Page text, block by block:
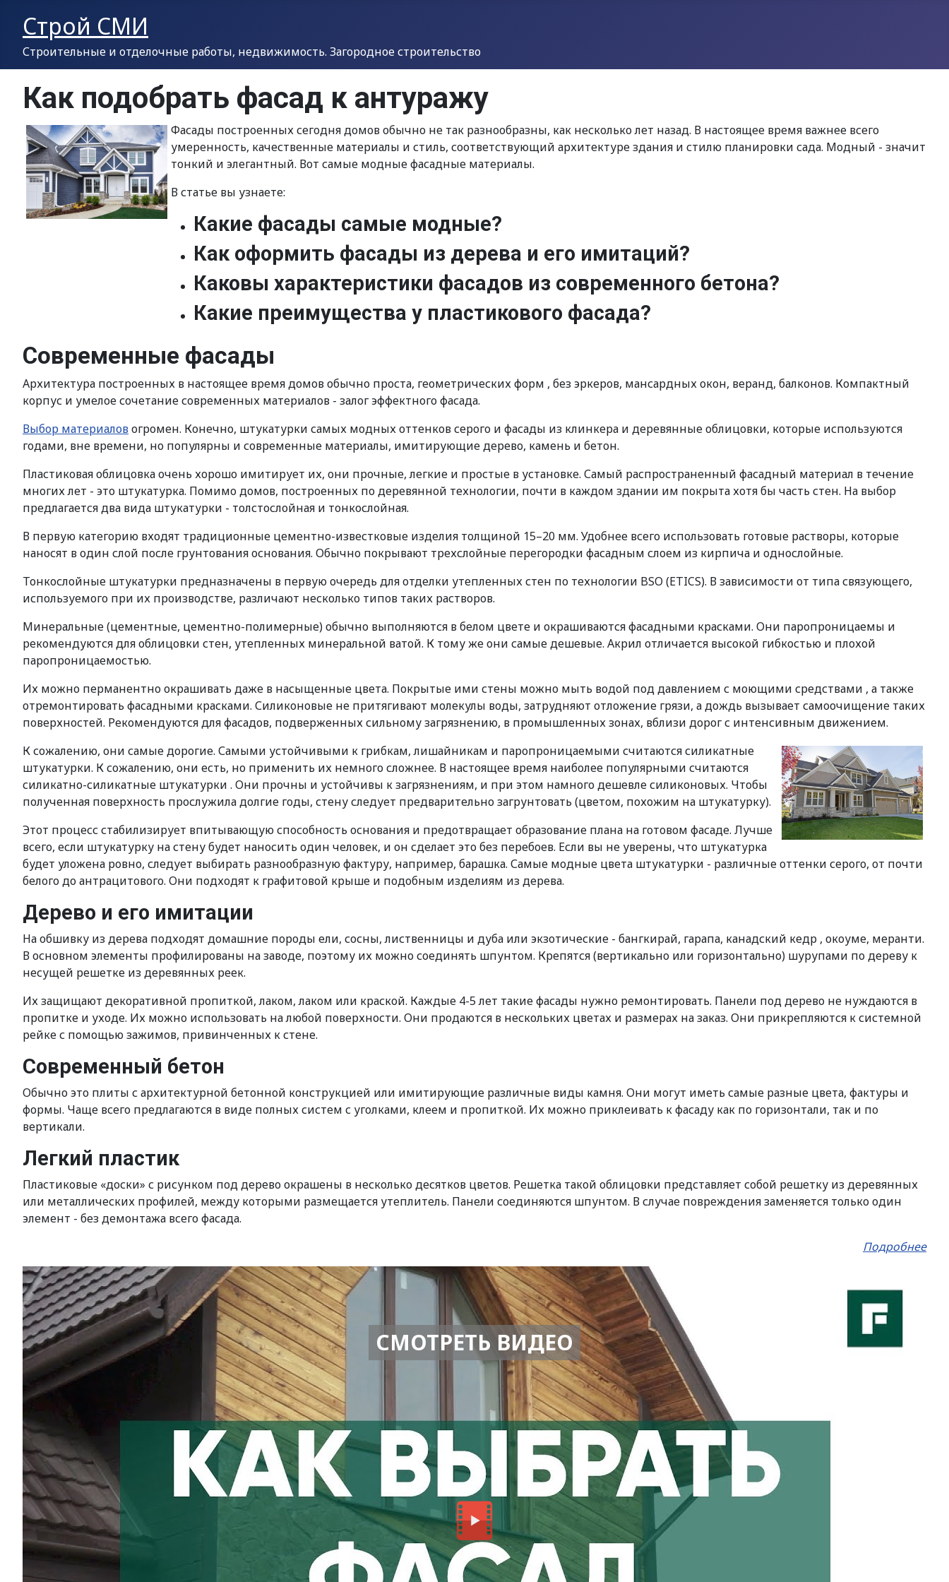
Строй СМИ
Строительные и отделочные работы, недвижимость. Загородное строительство
Как подобрать фасад к антуражу
Фасады построенных сегодня домов обычно не так разнообразны, как несколько лет назад. В настоящее время важнее всего
умеренность, качественные материалы и стиль, соответствующий архитектуре здания и стилю планировки сада. Модный - значит
тонкий и элегантный. Вот самые модные фасадные материалы.
В статье вы узнаете:
Какие фасады самые модные?
Как оформить фасады из дерева и его имитаций?
Каковы характеристики фасадов из современного бетона?
Какие преимущества у пластикового фасада?
Современные фасады
Архитектура построенных в настоящее время домов обычно проста, геометрических форм , без эркеров, мансардных окон, веранд, балконов. Компактный
корпус и умелое сочетание современных материалов - залог эффектного фасада.
Выбор материаловогромен. Конечно, штукатурки самых модных оттенков серого и фасады из клинкера и деревянные облицовки, которые используются
годами, вне времени, но популярны и современные материалы, имитирующие дерево, камень и бетон.
Пластиковая облицовка очень хорошо имитирует их, они прочные, легкие и простые в установке. Самый распространенный фасадный материал в течение
многих лет - это штукатурка. Помимо домов, построенных по деревянной технологии, почти в каждом здании им покрыта хотя бы часть стен. На выбор
предлагается два вида штукатурки - толстослойная и тонкослойная.
В первую категорию входят традиционные цементно-известковые изделия толщиной 15–20 мм. Удобнее всего использовать готовые растворы, которые
наносят в один слой после грунтования основания. Обычно покрывают трехслойные перегородки фасадным слоем из кирпича и однослойные.
Тонкослойные штукатурки предназначены в первую очередь для отделки утепленных стен по технологии BSO (ETICS). В зависимости от типа связующего,
используемого при их производстве, различают несколько типов таких растворов.
Минеральные (цементные, цементно-полимерные) обычно выполняются в белом цвете и окрашиваются фасадными красками. Они паропроницаемы и
рекомендуются для облицовки стен, утепленных минеральной ватой. К тому же они самые дешевые. Акрил отличается высокой гибкостью и плохой
паропроницаемостью.
Их можно перманентно окрашивать даже в насыщенные цвета. Покрытые ими стены можно мыть водой под давлением с моющими средствами , а также
отремонтировать фасадными красками. Силиконовые не притягивают молекулы воды, затрудняют отложение грязи, а дождь вызывает самоочищение таких
поверхностей. Рекомендуются для фасадов, подверженных сильному загрязнению, в промышленных зонах, вблизи дорог с интенсивным движением.
К сожалению, они самые дорогие. Самыми устойчивыми к грибкам, лишайникам и паропроницаемыми считаются силикатные
штукатурки. К сожалению, они есть, но применить их немного сложнее. В настоящее время наиболее популярными считаются
силикатно-силикатные штукатурки . Они прочны и устойчивы к загрязнениям, и при этом намного дешевле силиконовых. Чтобы
полученная поверхность прослужила долгие годы, стену следует предварительно загрунтовать (цветом, похожим на штукатурку).
Этот процесс стабилизирует впитывающую способность основания и предотвращает образование плана на готовом фасаде. Лучше
всего, если штукатурку на стену будет наносить один человек, и он сделает это без перебоев. Если вы не уверены, что штукатурка
будет уложена ровно, следует выбирать разнообразную фактуру, например, барашка. Самые модные цвета штукатурки - различные оттенки серого, от почти
белого до антрацитового. Они подходят к графитовой крыше и подобным изделиям из дерева.
Дерево и его имитации
На обшивку из дерева подходят домашние породы ели, сосны, лиственницы и дуба или экзотические - бангкирай, гарапа, канадский кедр , окоуме, меранти.
В основном элементы профилированы на заводе, поэтому их можно соединять шпунтом. Крепятся (вертикально или горизонтально) шурупами по дереву к
несущей решетке из деревянных реек.
Их защищают декоративной пропиткой, лаком, лаком или краской. Каждые 4-5 лет такие фасады нужно ремонтировать. Панели под дерево не нуждаются в
пропитке и уходе. Их можно использовать на любой поверхности. Они продаются в нескольких цветах и ​​размерах на заказ. Они прикрепляются к системной
рейке с помощью зажимов, привинченных к стене.
Современный бетон
Обычно это плиты с архитектурной бетонной конструкцией или имитирующие различные виды камня. Они могут иметь самые разные цвета, фактуры и
формы. Чаще всего предлагаются в виде полных систем с уголками, клеем и пропиткой. Их можно приклеивать к фасаду как по горизонтали, так и по
вертикали.
Легкий пластик
Пластиковые «доски» с рисунком под дерево окрашены в несколько десятков цветов. Решетка такой облицовки представляет собой решетку из деревянных
или металлических профилей, между которыми размещается утеплитель. Панели соединяются шпунтом. В случае повреждения заменяется только один
элемент - без демонтажа всего фасада.
Подробнее
СМОТРЕТЬ ВИДЕО